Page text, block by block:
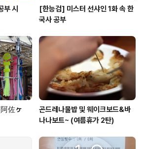
시
[한능검] 미스터 선샤인 1화 속 한
국사 공부
阿佐ヶ
곤드레나물밥 및 웨이크보드&바
나나보트~ (여름휴가 2탄)